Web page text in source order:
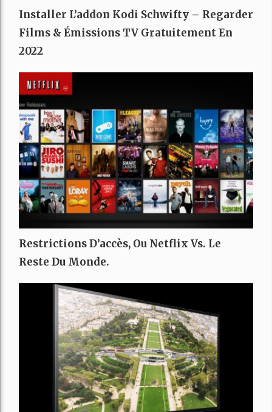
Installer L’addon Kodi Schwifty – Regarder
Films & Émissions TV Gratuitement En
2022
Restrictions D’accès, Ou Netflix Vs. Le
Reste Du Monde.